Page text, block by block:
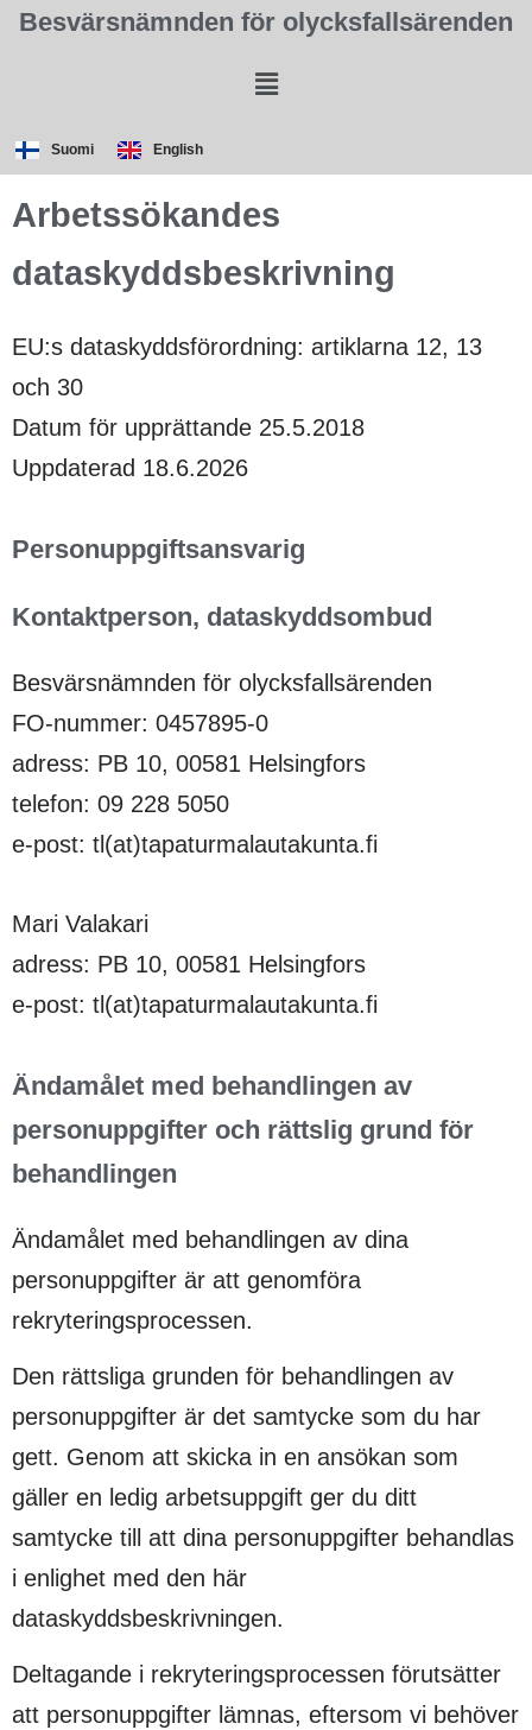
Besvärsnämnden för olycksfallsärenden
Suomi English
Arbetssökandes
dataskyddsbeskrivning
EU:s dataskyddsförordning: artiklarna 12, 13
och 30
Datum för upprättande 25.5.2018
Uppdaterad 18.6.2026
Personuppgiftsansvarig
Kontaktperson, dataskyddsombud
Besvärsnämnden för olycksfallsärenden
FO-nummer: 0457895-0
adress: PB 10, 00581 Helsingfors
telefon: 09 228 5050
e-post: tl(at)tapaturmalautakunta.fi
Mari Valakari
adress: PB 10, 00581 Helsingfors
e-post: tl(at)tapaturmalautakunta.fi
Ändamålet med behandlingen av
personuppgifter och rättslig grund för
behandlingen
Ändamålet med behandlingen av dina
personuppgifter är att genomföra
rekryteringsprocessen.
Den rättsliga grunden för behandlingen av
personuppgifter är det samtycke som du har
gett. Genom att skicka in en ansökan som
gäller en ledig arbetsuppgift ger du ditt
samtycke till att dina personuppgifter behandlas
i enlighet med den här
dataskyddsbeskrivningen.
Deltagande i rekryteringsprocessen förutsätter
att personuppgifter lämnas, eftersom vi behöver